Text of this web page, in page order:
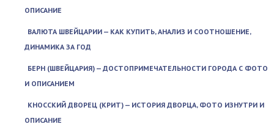
ОПИСАНИЕ
ВАЛЮТА ШВЕЙЦАРИИ — КАК КУПИТЬ, АНАЛИЗ И СООТНОШЕНИЕ,
ДИНАМИКА ЗА ГОД
БЕРН (ШВЕЙЦАРИЯ) — ДОСТОПРИМЕЧАТЕЛЬНОСТИ ГОРОДА С ФОТО
И ОПИСАНИЕМ
КНОССКИЙ ДВОРЕЦ (КРИТ) — ИСТОРИЯ ДВОРЦА, ФОТО ИЗНУТРИ И
ОПИСАНИЕ